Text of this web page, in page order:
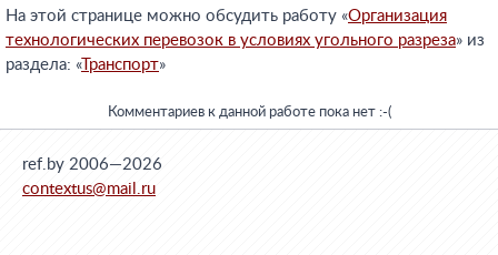
На этой странице можно обсудить работу «Организация
технологических перевозок в условиях угольного разреза» из
раздела: «Транспорт»
Комментариев к данной работе пока нет :-(
ref.by 2006—2026
contextus@mail.ru